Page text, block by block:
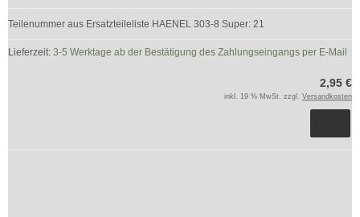
Teilenummer aus Ersatzteileliste HAENEL 303-8 Super: 21
Lieferzeit: 3-5 Werktage ab der Bestätigung des Zahlungseingangs per E-Mail
2,95 €
inkl. 19 % MwSt. zzgl. Versandkosten